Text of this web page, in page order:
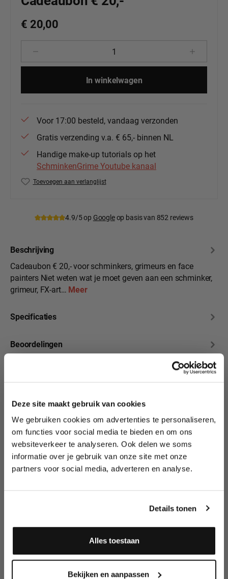
Deze site maakt gebruik van cookies
We gebruiken cookies om advertenties te personaliseren,
om functies voor social media te bieden en om ons
websiteverkeer te analyseren. Ook delen we soms
informatie over je gebruik van onze site met onze
partners voor social media, adverteren en analyse.
Details tonen
Alles toestaan
Bekijken en aanpassen
€ 20,00
Producthoeveelheid: Voer de
In winkelwagen
Voor 17:00 besteld, vandaag verzonden
Gratis verzending v.a. € 65,- binnen NL
Handige make-up tutorials op het
SchminkenGrime Youtube kanaal
Toevoegen aan verlanglijst
4.9/5 op Googleop basis van 852 reviews
Beschrijving
Cadeaubon € 20,- voor schminkers, grimeurs en face
painters Niet weten wat je moet geven aan een schminker,
grimeur, FX-art… Meer
Specificaties
Beoordelingen
Productgalerij overslaan
Hier vind je onze
andere
Cadeaubonnen
Cadeaubon € 10,-
10% korting?
Lees als eerste over nieuwe producten,
tutorials, aanbiedingen, evenementen,
wedstrijden en meer.
Meld je aan en ontvang direct
Ja, ik meld me aan